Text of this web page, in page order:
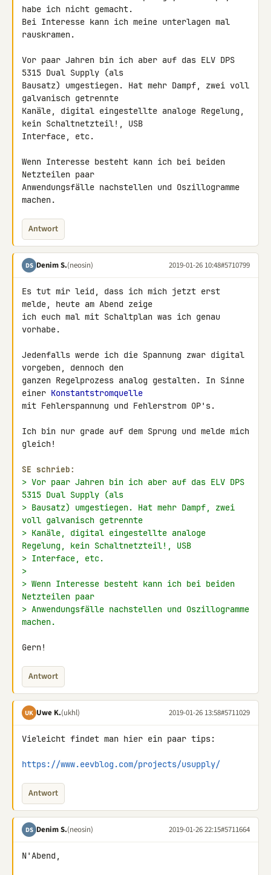
habe ich nicht gemacht.
Bei Interesse kann ich meine unterlagen mal
rauskramen.
Vor paar Jahren bin ich aber auf das ELV DPS
5315 Dual Supply (als
Bausatz) umgestiegen. Hat mehr Dampf, zwei voll
galvanisch getrennte
Kanäle, digital eingestellte analoge Regelung,
kein Schaltnetzteil!, USB
Interface, etc.
Wenn Interesse besteht kann ich bei beiden
Netzteilen paar
Anwendungsfälle nachstellen und Oszillogramme
machen.
Antwort
DS Denim S.(neosin) 2019-01-26 10:48#5710799
Es tut mir leid, dass ich mich jetzt erst
melde, heute am Abend zeige
ich euch mal mit Schaltplan was ich genau
vorhabe.
Jedenfalls werde ich die Spannung zwar digital
vorgeben, dennoch den
ganzen Regelprozess analog gestalten. In Sinne
einer Konstantstromquelle
mit Fehlerspannung und Fehlerstrom OP's.
Ich bin nur grade auf dem Sprung und melde mich
gleich!
SE schrieb:
> Vor paar Jahren bin ich aber auf das ELV DPS
5315 Dual Supply (als
> Bausatz) umgestiegen. Hat mehr Dampf, zwei
voll galvanisch getrennte
> Kanäle, digital eingestellte analoge
Regelung, kein Schaltnetzteil!, USB
> Interface, etc.
>
> Wenn Interesse besteht kann ich bei beiden
Netzteilen paar
> Anwendungsfälle nachstellen und Oszillogramme
machen.
Gern!
Antwort
UK Uwe K.(ukhl) 2019-01-26 13:58#5711029
Vieleicht findet man hier ein paar tips:
https://www.eevblog.com/projects/usupply/
Antwort
DS Denim S.(neosin) 2019-01-26 22:15#5711664
N'Abend,